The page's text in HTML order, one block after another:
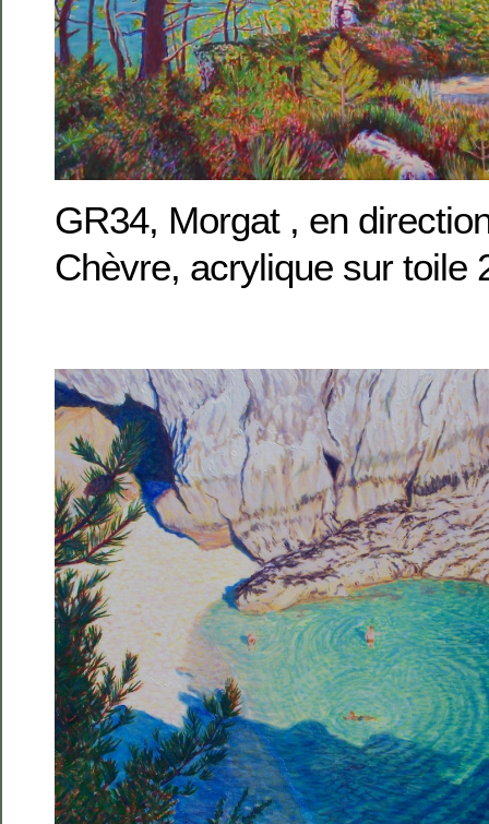
GR34, Morgat , en
Chèvre, acrylique sur toile